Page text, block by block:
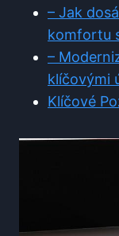
– Jak
komfortu
–
klíčovými
Klíčové